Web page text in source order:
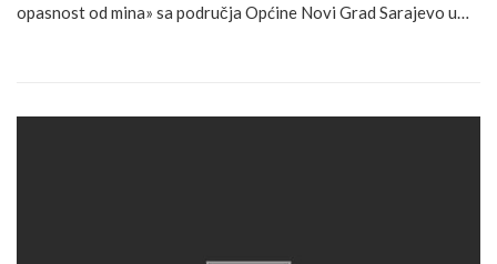
opasnost od mina» sa područja Općine Novi Grad Sarajevo u…